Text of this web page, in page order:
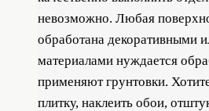
невозможно. Любая
обработана декоративными
материалами нуждается
применяют грунтовки.
плитку, наклеить обои,